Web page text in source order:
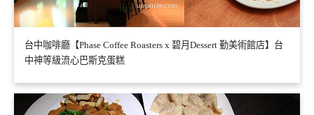
台中咖啡廳【Phase Coffee Roasters x 碧月Dessert 勤美術館店】台
中神等級流心巴斯克蛋糕